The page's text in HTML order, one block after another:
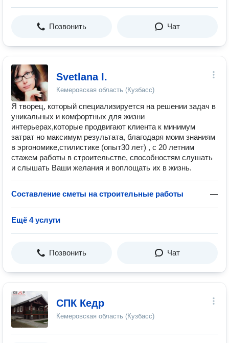
Позвонить Чат
Svetlana I.
Кемеровская область (Кузбасс)
Я творец, который специализируется на решении задач в
уникальных и комфортных для жизни
интерьерах,которые продвигают клиента к минимум
затрат но максимум результата, благодаря моим знаниям
в эргономике,стилистике (опыт30 лет) , с 20 летним
стажем работы в строительстве, способностям слушать
и слышать Ваши желания и воплощать их в жизнь.
Составление сметы на строительные работы —
Ещё 4 услуги
Позвонить Чат
СПК Кедр
Кемеровская область (Кузбасс)